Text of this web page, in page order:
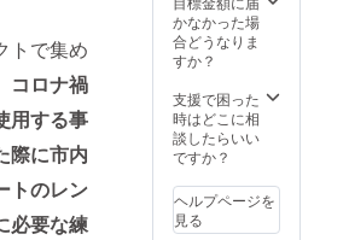
トで集め
コロナ禍
用する事
際に市内
トのレン
必要な練
かなかった場
合どうなりま
すか？
支援で困った
時はどこに相
談したらいい
ですか？
ヘルプページを
見る